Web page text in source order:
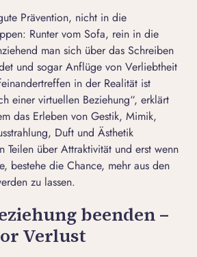
Prävention, nicht in die
Runter vom Sofa, rein in die
man sich über das Schreiben
und sogar Anflüge von Verliebtheit
in der Realität ist
einer virtuellen Beziehung“, erklärt
das Erleben von Gestik, Mimik,
Duft und Ästhetik
Teilen über Attraktivität und erst wenn
bestehe die Chance, mehr aus den
zu lassen.
beenden –
Verlust